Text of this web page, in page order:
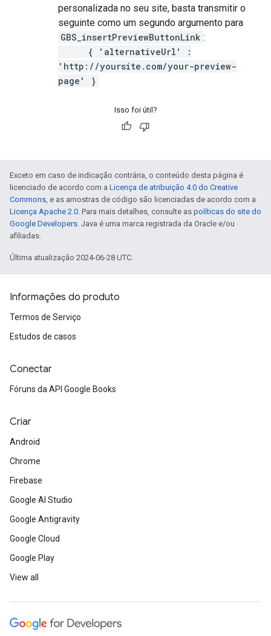
personalizada no seu site, basta transmitir o
seguinte como um segundo argumento para
GBS_insertPreviewButtonLink :
{ 'alternativeUrl' :
'http://yoursite.com/your-preview-
page' }
Isso foi útil?
Exceto em caso de indicação contrária, o conteúdo desta página é
licenciado de acordo com a Licença de atribuição 4.0 do Creative
Commons, e as amostras de código são licenciadas de acordo com a
Licença Apache 2.0. Para mais detalhes, consulte as políticas do site do
Google Developers. Java é uma marca registrada da Oracle e/ou
afiliadas.
Última atualização 2024-06-28 UTC.
Informações do produto
Termos de Serviço
Estudos de casos
Conectar
Fóruns da API Google Books
Criar
Android
Chrome
Firebase
Google AI Studio
Google Antigravity
Google Cloud
Google Play
View all